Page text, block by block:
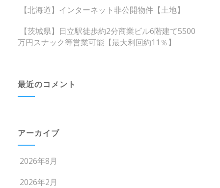
【北海道】インターネット非公開物件【土地】
【茨城県】日立駅徒歩約2分商業ビル6階建て5500
万円スナック等営業可能【最大利回約11％】
最近のコメント
アーカイブ
2026年8月
2026年2月